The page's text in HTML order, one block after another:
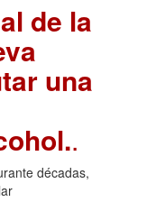
de la
una
.
décadas,